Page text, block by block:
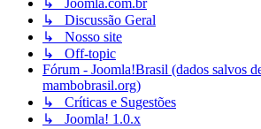
↳ Joomla.com.br
↳ Discussão Geral
↳ Nosso site
↳ Off-topic
Fórum - Joomla!Brasil (dados salvos
mambobrasil.org)
↳ Críticas e Sugestões
↳ Joomla! 1.0.x